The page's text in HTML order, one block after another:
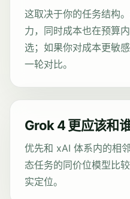
这取决于你的任务结构
力，同时成本也在预算
选；如果你对成本更敏
一轮对比。
Grok 4 更应该和
优先和 xAI 体系内的相
态任务的同价位模型比
实定位。